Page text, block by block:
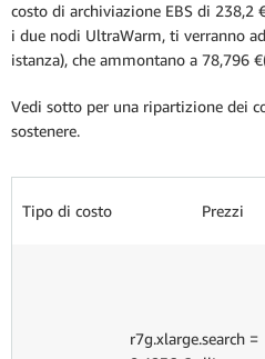
costo di archiviazione EBS di 238,2
i due nodi UltraWarm, ti verranno
istanza), che ammontano a 78,796
Vedi sotto per una ripartizione dei
sostenere.
Tipo di costo Prezzi
r7g.xlarge.search =